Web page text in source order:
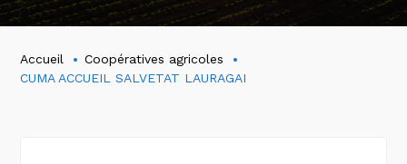
Accueil
Coopératives agricoles
CUMA ACCUEIL SALVETAT LAURAGAI